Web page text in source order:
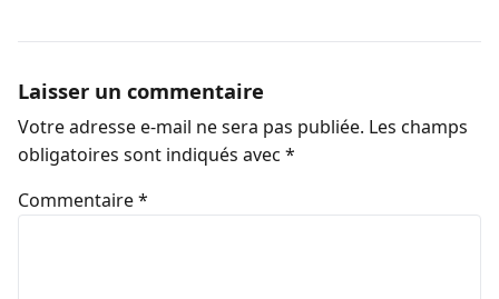
Laisser un commentaire
Votre adresse e-mail ne sera pas publiée. Les champs
obligatoires sont indiqués avec *
Commentaire*